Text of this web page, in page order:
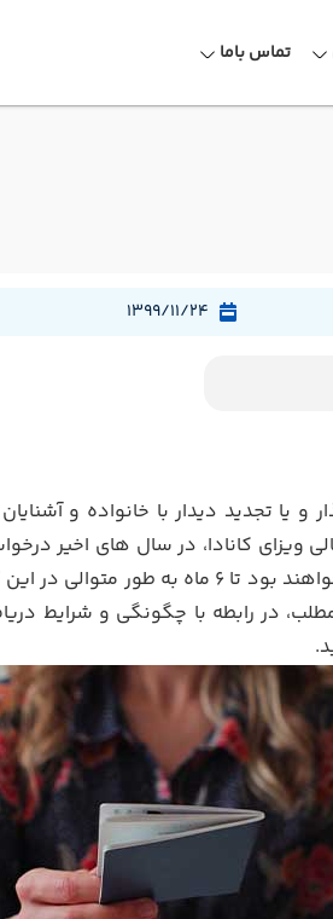
تماس باما
1399/11/24
و یا تجدید دیدار با خانواده و
به افزایش بوده است. با اخذ این ویزا، گردشگران